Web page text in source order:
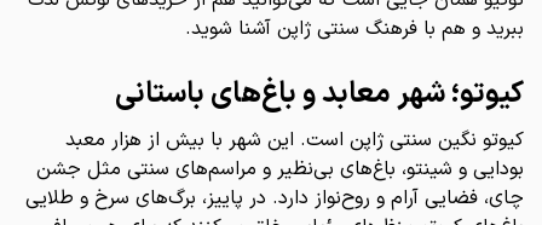
ببرید و هم با فرهنگ سنتی ژاپن آشنا شوید.
کیوتو؛ شهر معابد و باغ‌های باستانی
کیوتو نگین سنتی ژاپن است. این شهر با بیش از هزار معبد
بودایی و شینتو، باغ‌های بی‌نظیر و مراسم‌های سنتی مثل جشن
چای، فضایی آرام و روح‌نواز دارد. در پاییز، برگ‌های سرخ و طلایی